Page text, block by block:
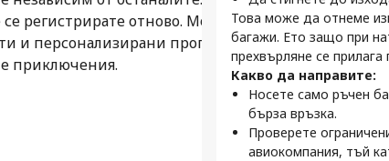
регистрирате отново. Може да звучи
и персонализирани програми, правите
приключения.
Пътувате само с
Бъдете една
Ранното получаване
през проверката за
полет.
Избирате мястото
Много авиокомпании
прави Вашия полет
Това може да отнеме
багажи. Ето защо при
прехвърляне се прилага
Какво да направите:
Носете само ръчен
бърза връзка.
Проверете
авиокомпания, тъй